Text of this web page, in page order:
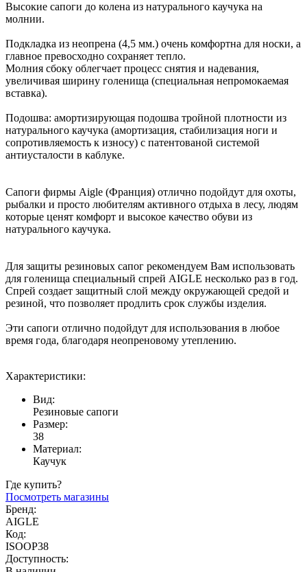
Высокие сапоги до колена из натурального каучука на
молнии.
Подкладка из неопрена (4,5 мм.) очень комфортна для носки, а
главное превосходно сохраняет тепло.
Молния сбоку облегчает процесс снятия и надевания,
увеличивая ширину голенища (специальная непромокаемая
вставка).
Подошва: амортизирующая подошва тройной плотности из
натурального каучука (амортизация, стабилизация ноги и
сопротивляемость к износу) с патентованой системой
антиусталости в каблуке.
Сапоги фирмы Aigle (Франция) отлично подойдут для охоты,
рыбалки и просто любителям активного отдыха в лесу, людям
которые ценят комфорт и высокое качество обуви из
натурального каучука.
Для защиты резиновых сапог рекомендуем Вам использовать
для голенища специальный спрей AIGLE несколько раз в год.
Спрей создает защитный слой между окружающей средой и
резиной, что позволяет продлить срок службы изделия.
Эти сапоги отлично подойдут для использования в любое
время года, благодаря неопреновому утеплению.
Характеристики:
Вид:
Резиновые сапоги
Размер:
38
Материал:
Каучук
Где купить?
Посмотреть магазины
Бренд:
AIGLE
Код:
ISOOP38
Доступность: